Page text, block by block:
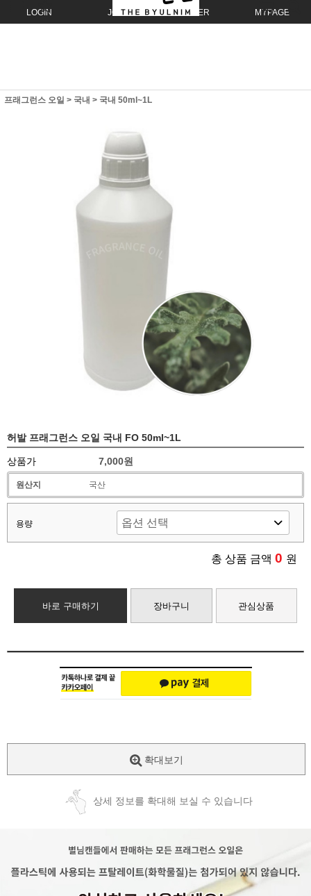
LOGIN JOIN ORDER MYPAGE
프래그런스 오일 > 국내 > 국내 50ml~1L
허발 프래그런스 오일 국내 FO 50ml~1L
상품가 7,000원
원산지 국산
용량
총 상품 금액 0 원
바로 구매하기 장바구니 관심상품
확대보기
상세 정보를 확대해 보실 수 있습니다